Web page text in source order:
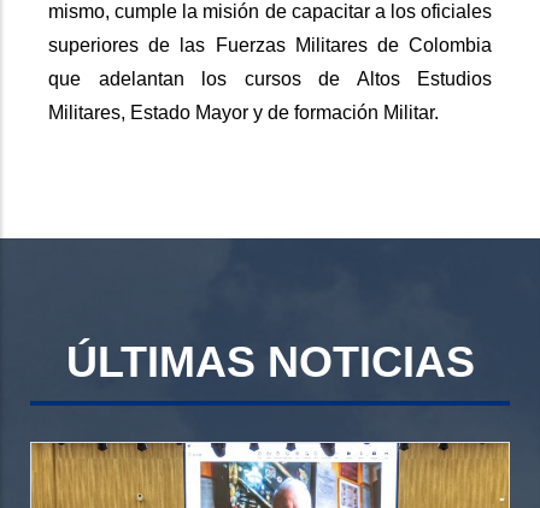
mismo, cumple la misión de capacitar a los oficiales
superiores de las Fuerzas Militares de Colombia
que adelantan los cursos de Altos Estudios
Militares, Estado Mayor y de formación Militar.
ÚLTIMAS NOTICIAS